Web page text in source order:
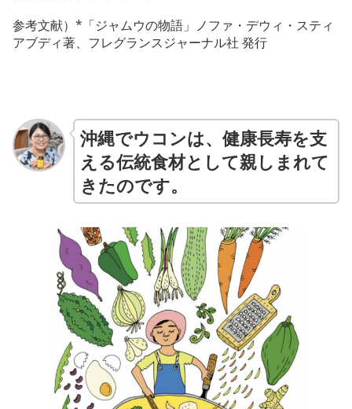
参考文献）*「ジャムウの物語」ノファ・デウィ・スティ
アブディ著、フレグランスジャーナル社 発行
沖縄でウコンは、健康長寿を支
える伝統食材として親しまれて
きたのです。